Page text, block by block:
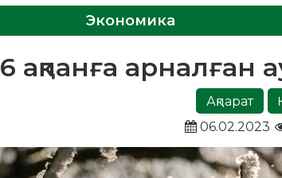
Экономика
6 ақпанға
Ақпарат
06.02.2023